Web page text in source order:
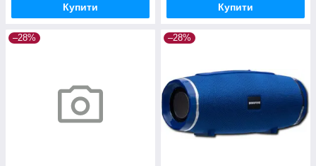
Купити Купити
–28% –28%